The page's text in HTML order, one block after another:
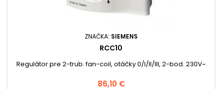
ZNAČKA: SIEMENS
RCC10
Regulátor pre 2-trub. fan-coil, otáčky 0/I/II/III, 2-bod. 230V~
Cena
86,10 €